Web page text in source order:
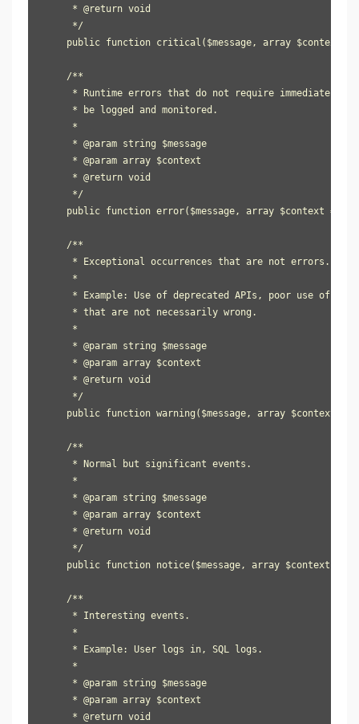
     * @return void
     */
public function critical($message, array $context =
    /**
* Runtime errors that do not require immediate
     * be logged and monitored.
     *
     * @param string $message
     * @param array $context
     * @return void
     */
public function error($message, array $context =
    /**
     * Exceptional occurrences that are not errors.
     *
* Example: Use of deprecated APIs, poor use of an
     * that are not necessarily wrong.
     *
     * @param string $message
     * @param array $context
     * @return void
     */
public function warning($message, array $context =
    /**
     * Normal but significant events.
     *
     * @param string $message
     * @param array $context
     * @return void
     */
public function notice($message, array $context =
    /**
     * Interesting events.
     *
     * Example: User logs in, SQL logs.
     *
     * @param string $message
     * @param array $context
     * @return void